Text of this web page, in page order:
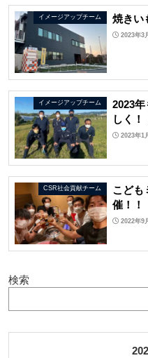
イメージアップチーム 焼きい
2023年3
イメージアップチーム
2023
しく！
2023年1
CSR社会貢献チーム
こども
催！！
2022年9
検索